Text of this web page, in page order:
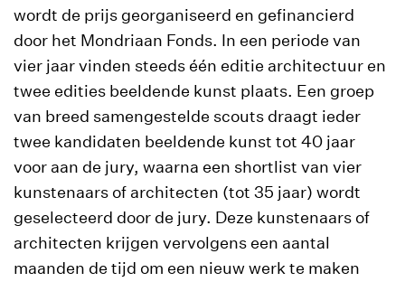
wordt de prijs georganiseerd en gefinancierd
door het Mondriaan Fonds. In een periode van
vier jaar vinden steeds één editie architectuur en
twee edities beeldende kunst plaats. Een groep
van breed samengestelde scouts draagt ieder
twee kandidaten beeldende kunst tot 40 jaar
voor aan de jury, waarna een shortlist van vier
kunstenaars of architecten (tot 35 jaar) wordt
geselecteerd door de jury. Deze kunstenaars of
architecten krijgen vervolgens een aantal
maanden de tijd om een nieuw werk te maken